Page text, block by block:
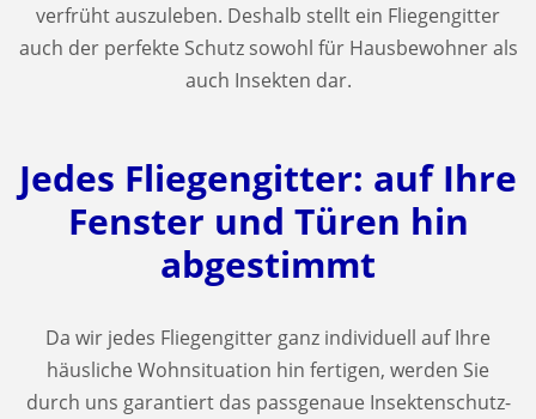
verfrüht auszuleben. Deshalb stellt ein Fliegengitter
auch der perfekte Schutz sowohl für Hausbewohner als
auch Insekten dar.
Jedes Fliegengitter: auf Ihre
Fenster und Türen hin
abgestimmt
Da wir jedes Fliegengitter ganz individuell auf Ihre
häusliche Wohnsituation hin fertigen, werden Sie
durch uns garantiert das passgenaue Insektenschutz-